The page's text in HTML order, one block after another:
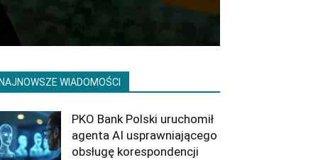
WIADOMOŚCI
PKO Bank Polski uruchomił
agenta AI usprawniającego
obsługę korespondencji